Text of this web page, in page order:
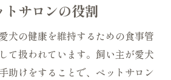
サロンの役割
犬の健康を維持するための食事管
て扱われています。飼い主が愛犬
助けをすることで、ペットサロン